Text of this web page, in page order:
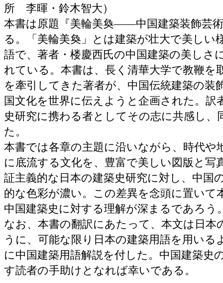
所 李暉・鈴木智大）
本書は原題『美輪美奐――中国建築装飾芸
る。「美輪美奐」とは建築が壮大で美しい
語で、著者・楼慶西氏の中国建築の美しさ
れている。本書は、長く清華大学で教鞭を
を牽引してきた著者が、中国伝統建築の装
国文化を世界に伝えようと企画された。訳
史研究に携わる者としてその志に共感し、
た。
本書では各章の主題に沿いながら、時代や
に底流する文化を、豊富で美しい図版と写
証主義的な日本の建築史研究に対し、中国
的な色彩が濃い。この差異を念頭に置いて
中国建築史に対する理解が深まるであろう
なお、本書の翻訳にあたって、本文は日本
うに、可能な限り日本の建築用語を用いる
に中国建築用語解説を付した。中国建築史
す読者の手助けとなれば幸いである。